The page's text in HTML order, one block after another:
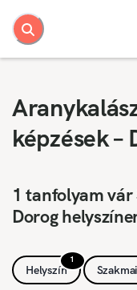
képzések –
1 tanfolyam vár
Dorog
1
Helyszín